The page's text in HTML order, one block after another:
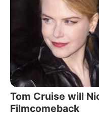
Tom Cruise will
Filmcomeback